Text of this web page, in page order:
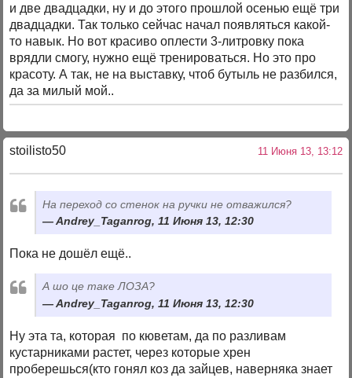
и две двадцадки, ну и до этого прошлой осенью ещё три
двадцадки. Так только сейчас начал появляться какой-
то навык. Но вот красиво оплести 3-литровку пока
врядли смогу, нужно ещё тренироваться. Но это про
красоту. А так, не на выставку, чтоб бутыль не разбился,
да за милый мой..
stoilisto50 11 Июня 13, 13:12
На переход со стенок на ручки не отважился?
Andrey_Taganrog, 11 Июня 13, 12:30
Пока не дошёл ещё..
А шо це таке ЛОЗА?
Andrey_Taganrog, 11 Июня 13, 12:30
Ну эта та, которая по кюветам, да по разливам
кустарниками растет, через которые хрен
проберешься(кто гонял коз да зайцев, наверняка знает